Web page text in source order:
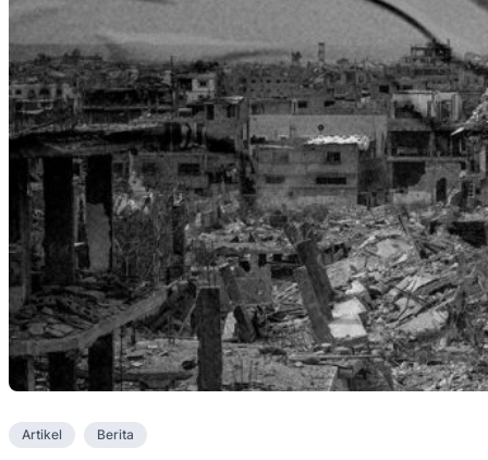
Artikel Berita